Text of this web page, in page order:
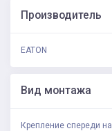
Производитель
EATON
Вид монтажа
Крепление спереди